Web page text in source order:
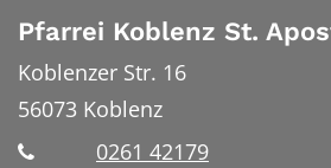
Pfarrei Koblenz St.
Koblenzer Str. 16
56073 Koblenz
0261 42179